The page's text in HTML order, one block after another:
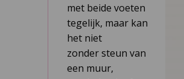
met beide voeten
tegelijk, maar kan
het niet
zonder steun van
een muur,